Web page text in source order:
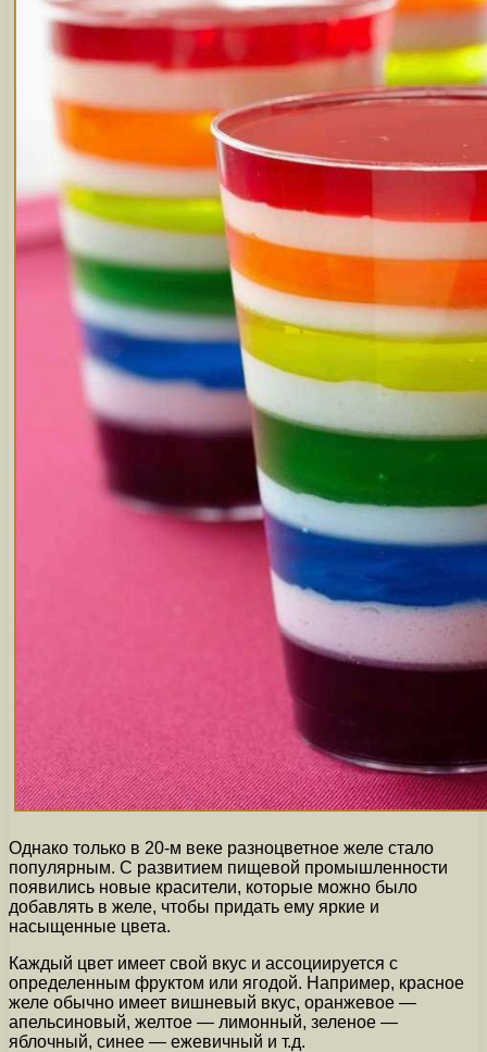
Однако только в 20-м веке разноцветное желе стало
популярным. С развитием пищевой промышленности
появились новые красители, которые можно было
добавлять в желе, чтобы придать ему яркие и
насыщенные цвета.
Каждый цвет имеет свой вкус и ассоциируется с
определенным фруктом или ягодой. Например, красное
желе обычно имеет вишневый вкус, оранжевое —
апельсиновый, желтое — лимонный, зеленое —
яблочный, синее — ежевичный и т.д.